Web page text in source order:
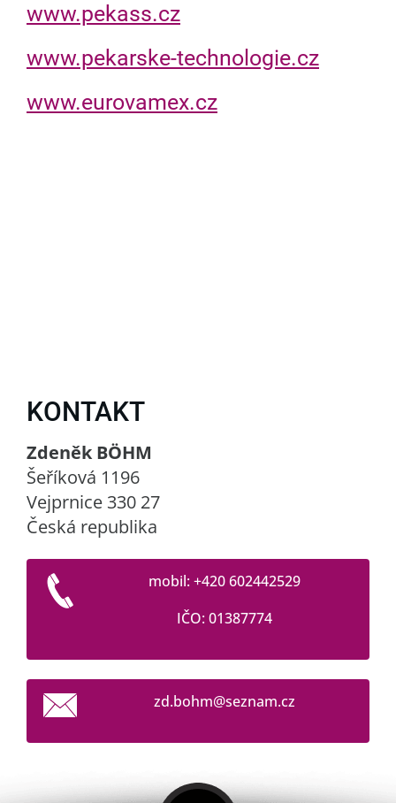
www.pekass.cz
www.pekarske-technologie.cz
www.eurovamex.cz
KONTAKT
Zdeněk BÖHM
Šeříková 1196
Vejprnice 330 27
Česká republika
mobil: +420 602442529
IČO: 01387774
zd.bohm@seznam.cz